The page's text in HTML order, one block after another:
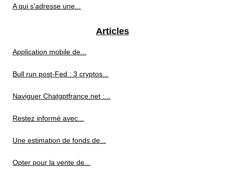
A qui s'adresse une...
Articles
Application mobile de...
Bull run post-Fed : 3 cryptos...
Naviguer Chatgptfrance.net :...
Restez informé avec...
Une estimation de fonds de...
Opter pour la vente de...